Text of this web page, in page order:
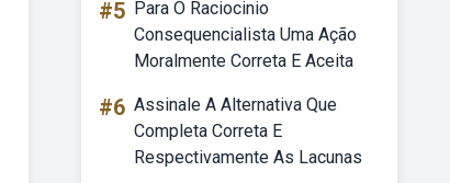
#5 Para O Raciocinio
Consequencialista Uma Ação
Moralmente Correta E Aceita
#6 Assinale A Alternativa Que
Completa Correta E
Respectivamente As Lacunas